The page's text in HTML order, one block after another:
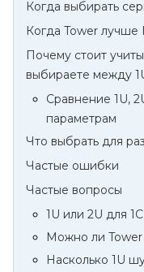
Когда выбирать
Когда Tower лучше
Почему стоит
выбираете между
Сравнение 1U,
параметрам
Что выбрать для
Частые ошибки
Частые вопросы
1U или 2U для
Можно ли
Насколько 1U